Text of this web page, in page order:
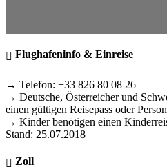
Flughafeninfo & Einreise
→ Telefon: +33 826 80 08 26
→ Deutsche, Österreicher und
einen gültigen Reisepass oder
→ Kinder benötigen einen
Stand: 25.07.2018
Zoll